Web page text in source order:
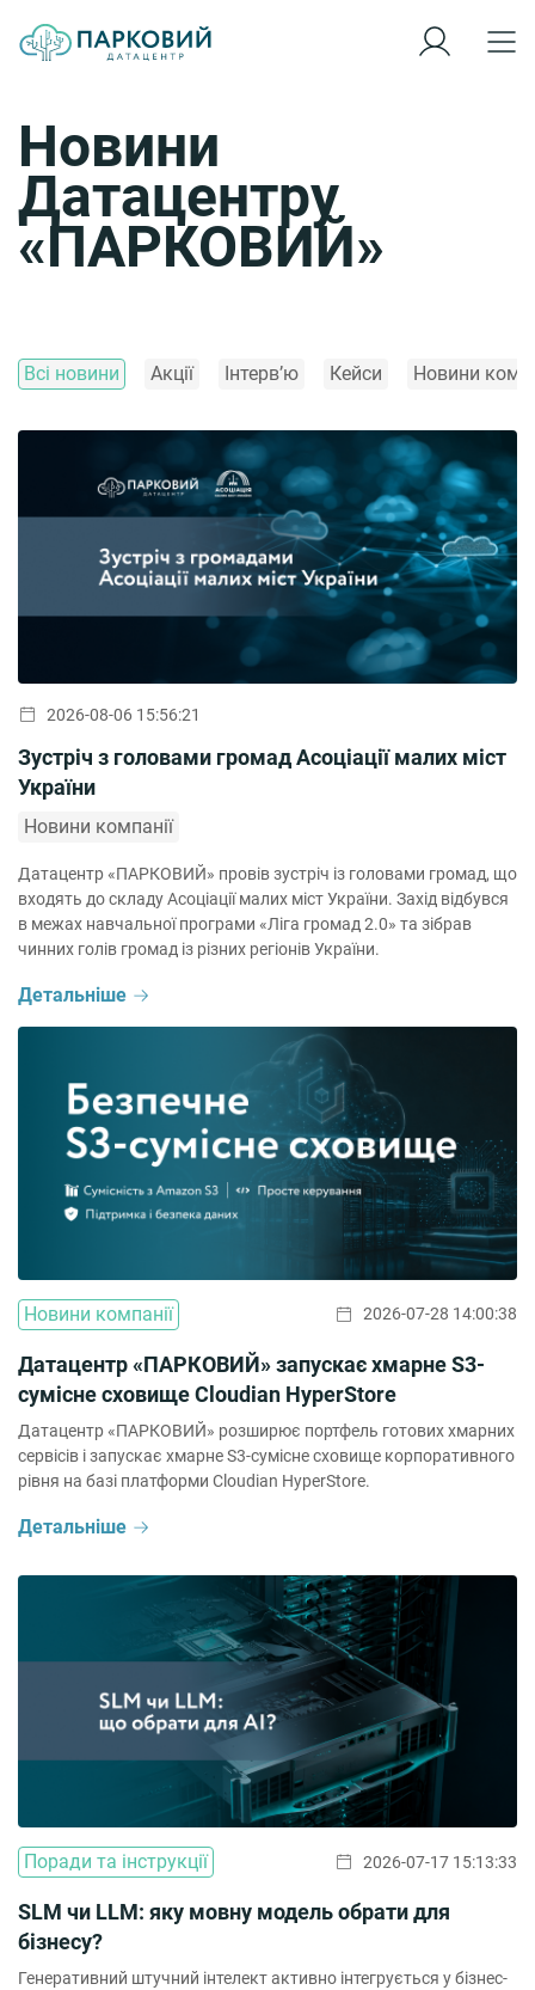
Новини
Датацентру
«ПАРКОВИЙ»
Всі новини Акції Інтерв’ю Кейси Новини
2026-08-06 15:56:21
Зустріч з головами громад Асоціації малих міст
України
Новини компанії
Датацентр «ПАРКОВИЙ» провів зустріч із головами громад, що
входять до складу Асоціації малих міст України. Захід відбувся
в межах навчальної програми «Ліга громад 2.0» та зібрав
чинних голів громад із різних регіонів України.
Детальніше
Новини компанії 2026-07-28 14:00:38
Датацентр «ПАРКОВИЙ» запускає хмарне S3-
сумісне сховище Cloudian HyperStore
Датацентр «ПАРКОВИЙ» розширює портфель готових хмарних
сервісів і запускає хмарне S3-сумісне сховище корпоративного
рівня на базі платформи Cloudian HyperStore.
Детальніше
Поради та інструкції 2026-07-17 15:13:33
SLM чи LLM: яку мовну модель обрати для
бізнесу?
Генеративний штучний інтелект активно інтегрується у бізнес-